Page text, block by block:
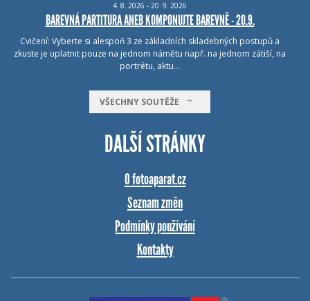
4. 8. 2026 - 20. 9. 2026
BAREVNÁ PARTITURA ANEB KOMPONUJTE BAREVNĚ - 20.9.
Cvičení: Vyberte si alespoň 3 ze základních skladebných postupů a
zkuste je uplatnit pouze na jednom námětu např. na jednom zátiší, na
portrétu, aktu…
VŠECHNY SOUTĚŽE
DALŠÍ STRÁNKY
O fotoaparat.cz
Seznam změn
Podmínky používání
Kontakty